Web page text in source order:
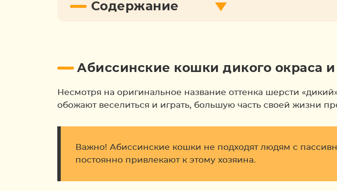
Содержание
Абиссинские кошки дикого окраса и
Несмотря на оригинальное название оттенка шерсти
обожают веселиться и играть, большую часть своей жизни
Важно! Абиссинские кошки не подходят людям с
постоянно привлекают к этому хозяина.